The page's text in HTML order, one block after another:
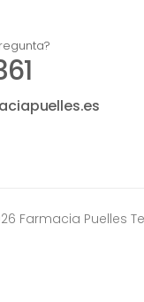
Farmacia Puelles